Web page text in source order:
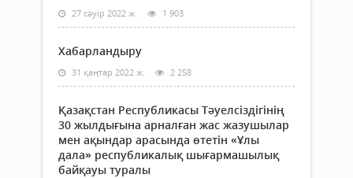
27 сәуір 2022 ж. 1 903
Хабарландыру
31 қаңтар 2022 ж. 2 258
Қазақстан Республикасы Тәуелсіздігінің
30 жылдығына арналған жас жазушылар
мен ақындар арасында өтетін «Ұлы
дала» республикалық шығармашылық
байқауы туралы